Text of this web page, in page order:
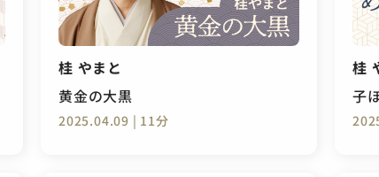
桂 やまと
黄金の大黒
2025.04.09 | 11分
桂
子